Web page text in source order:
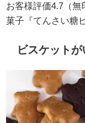
お客様評価4.7（
菓子『てんさい糖
ビスケット